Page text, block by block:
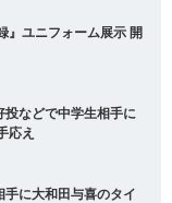
』ユニフォーム展示 開
などで中学生相手に
応え
に大和田与喜のタイ